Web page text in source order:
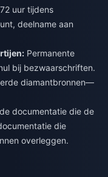
uur tijdens
deelname aan
Permanente
bij bezwaarschriften.
diamantbronnen—
documentatie die de
die
overleggen.